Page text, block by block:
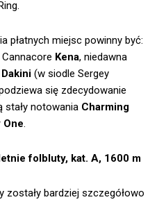
płatnych miejsc powinny być:
Kena, niedawna
Dakini (w siodle Sergey
się zdecydowanie
stały notowania Charming
One
folbluty, kat. A, 1600 m
bardziej szczegółowo